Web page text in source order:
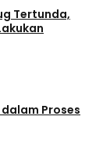
Tertunda,
Proses